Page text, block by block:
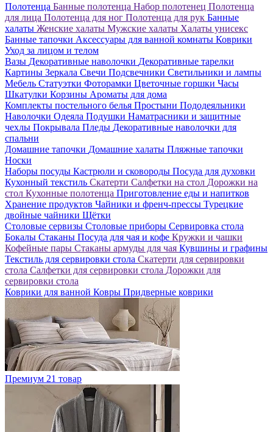
Полотенца Банные полотенца Набор полотенец Полотенца
для лица Полотенца для ног Полотенца для рук Банные
халаты Женские халаты Мужские халаты Халаты унисекс
Банные тапочки Аксессуары для ванной комнаты Коврики
Уход за лицом и телом
Вазы Декоративные наволочки Декоративные тарелки
Картины Зеркала Свечи Подсвечники Светильники и лампы
Мебель Статуэтки Фоторамки Цветочные горшки Часы
Шкатулки Корзины Ароматы для дома
Комплекты постельного белья Простыни Пододеяльники
Наволочки Одеяла Подушки Наматрасники и защитные
чехлы Покрывала Пледы Декоративные наволочки для
спальни
Домашние тапочки Домашние халаты Пляжные тапочки
Носки
Наборы посуды Кастрюли и сковороды Посуда для духовки
Кухонный текстиль Скатерти Салфетки на стол Дорожки на
стол Кухонные полотенца Приготовление еды и напитков
Хранение продуктов Чайники и френч-прессы Турецкие
двойные чайники Щётки
Столовые сервизы Столовые приборы Сервировка стола
Бокалы Стаканы Посуда для чая и кофе Кружки и чашки
Кофейные пары Стаканы армуды для чая Кувшины и графины
Текстиль для сервировки стола Скатерти для сервировки
стола Салфетки для сервировки стола Дорожки для
сервировки стола
Коврики для ванной Ковры Придверные коврики
Премиум 21 товар